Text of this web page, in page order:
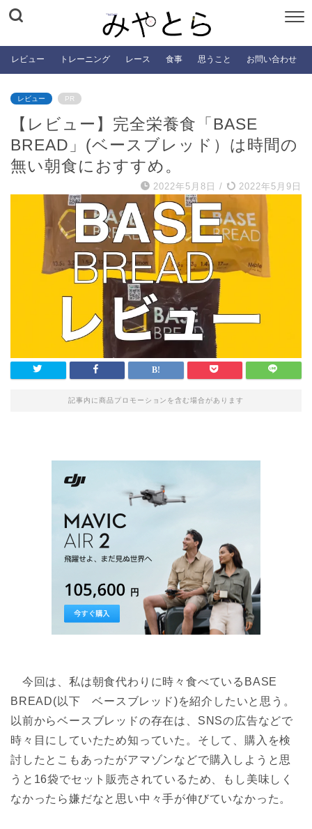
レビュー トレーニング レース 食事 思うこと お問い合わせ
レビュー PR
【レビュー】完全栄養食「BASE
BREAD」(ベースブレッド）は時間の
無い朝食におすすめ。
2022年5月8日 / 2022年5月9日
記事内に商品プロモーションを含む場合があります
今回は、私は朝食代わりに時々食べているBASE
BREAD(以下 ベースブレッド)を紹介したいと思う。
以前からベースブレッドの存在は、SNSの広告などで
時々目にしていたため知っていた。そして、購入を検
討したとこもあったがアマゾンなどで購入しようと思
うと16袋でセット販売されているため、もし美味しく
なかったら嫌だなと思い中々手が伸びていなかった。